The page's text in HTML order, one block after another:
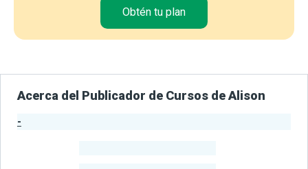
Obtén tu plan
Acerca del Publicador de Cursos de Alison
-